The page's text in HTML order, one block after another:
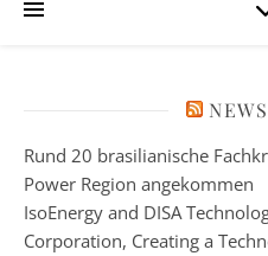
Rund 20 brasilianische
Power Region angekommen
IsoEnergy and DISA
Corporation, Creating a